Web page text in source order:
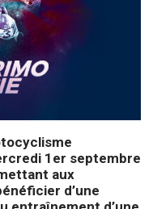
1er septembre
aux
d’une